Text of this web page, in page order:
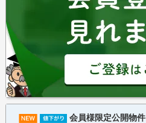
会員様限定公開物件